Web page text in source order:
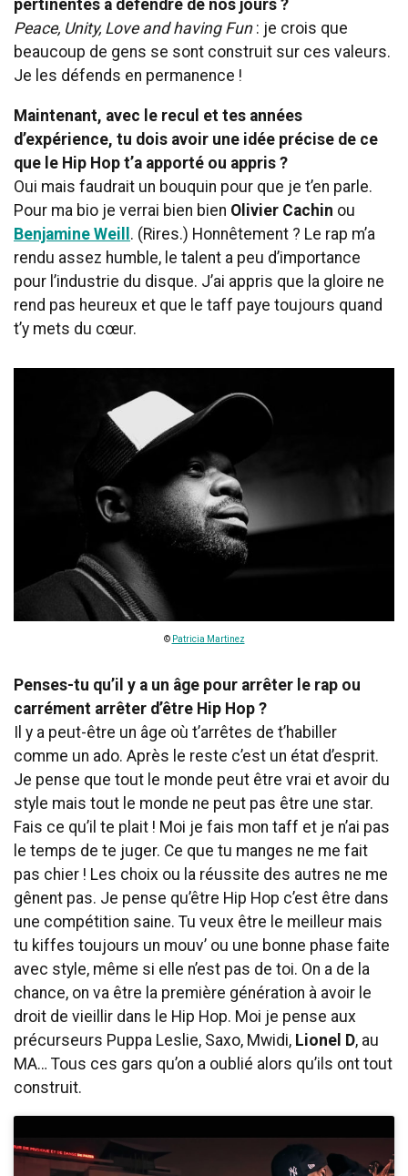
pertinentes à défendre de nos jours ?
Peace, Unity, Love and having Fun: je crois que
beaucoup de gens se sont construit sur ces valeurs.
Je les défends en permanence !
Maintenant, avec le recul et tes années
d’expérience, tu dois avoir une idée précise de ce
que le Hip Hop t’a apporté ou appris ?
Oui mais faudrait un bouquin pour que je t’en parle.
Pour ma bio je verrai bien bien Olivier Cachin ou
Benjamine Weill . (Rires.) Honnêtement ? Le rap m’a
rendu assez humble, le talent a peu d’importance
pour l’industrie du disque. J’ai appris que la gloire ne
rend pas heureux et que le taff paye toujours quand
t’y mets du cœur.
© Patricia Martinez
Penses-tu qu’il y a un âge pour arrêter le rap ou
carrément arrêter d’être Hip Hop ?
Il y a peut-être un âge où t’arrêtes de t’habiller
comme un ado. Après le reste c’est un état d’esprit.
Je pense que tout le monde peut être vrai et avoir du
style mais tout le monde ne peut pas être une star.
Fais ce qu’il te plait ! Moi je fais mon taff et je n’ai pas
le temps de te juger. Ce que tu manges ne me fait
pas chier ! Les choix ou la réussite des autres ne me
gênent pas. Je pense qu’être Hip Hop c’est être dans
une compétition saine. Tu veux être le meilleur mais
tu kiffes toujours un mouv’ ou une bonne phase faite
avec style, même si elle n’est pas de toi. On a de la
chance, on va être la première génération à avoir le
droit de vieillir dans le Hip Hop. Moi je pense aux
précurseurs Puppa Leslie, Saxo, Mwidi, Lionel D, au
MA… Tous ces gars qu’on a oublié alors qu’ils ont tout
construit.